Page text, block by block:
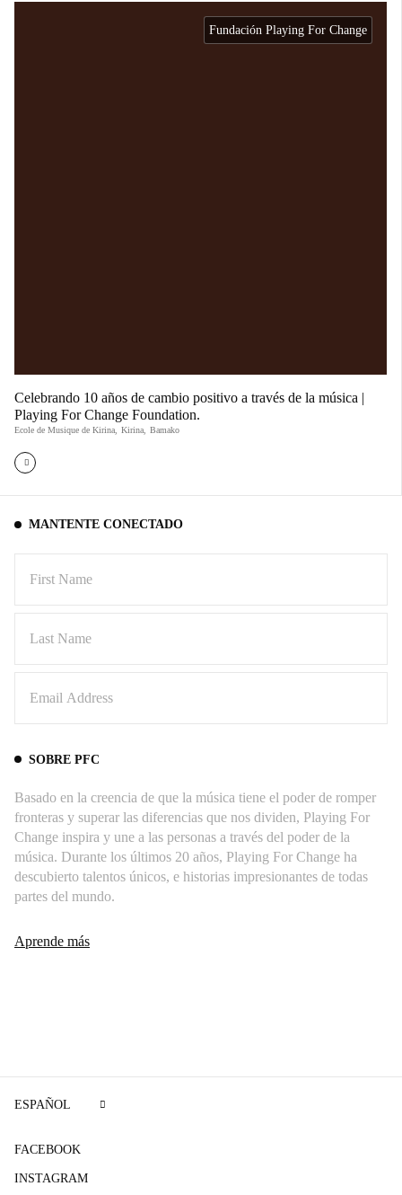
Fundación Playing For Change
Celebrando 10 años de cambio positivo a través de la música |
Playing For Change Foundation.
Ecole de Musique de Kirina Kirina Bamako
MANTENTE CONECTADO
SOBRE PFC
Basado en la creencia de que la música tiene el poder de romper
fronteras y superar las diferencias que nos dividen, Playing For
Change inspira y une a las personas a través del poder de la
música. Durante los últimos 20 años, Playing For Change ha
descubierto talentos únicos, e historias impresionantes de todas
partes del mundo.
Aprende más
FACEBOOK
INSTAGRAM
ESPAÑOL